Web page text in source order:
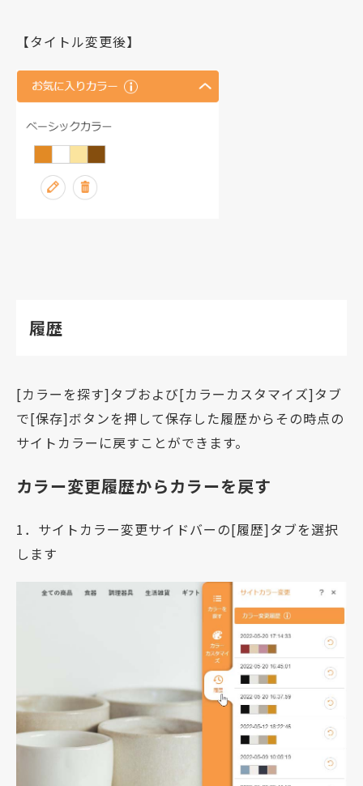
【タイトル変更後】
履歴
[カラーを探す]タブおよび[カラーカスタマイズ]タブ
で[保存]ボタンを押して保存した履歴からその時点の
サイトカラーに戻すことができます。
カラー変更履歴からカラーを戻す
1．サイトカラー変更サイドバーの[履歴]タブを選択
します